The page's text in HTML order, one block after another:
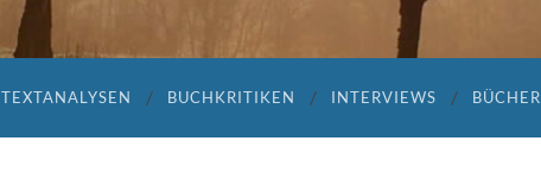
TEXTANALYSEN BUCHKRITIKEN INTERVIEWS BÜCHER